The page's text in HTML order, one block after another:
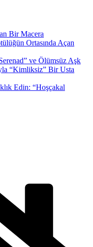
Bir Macera
Ortasında Açan
ve Ölümsüz Aşk
“Kimliksiz” Bir Usta
Edin: “Hoşçakal